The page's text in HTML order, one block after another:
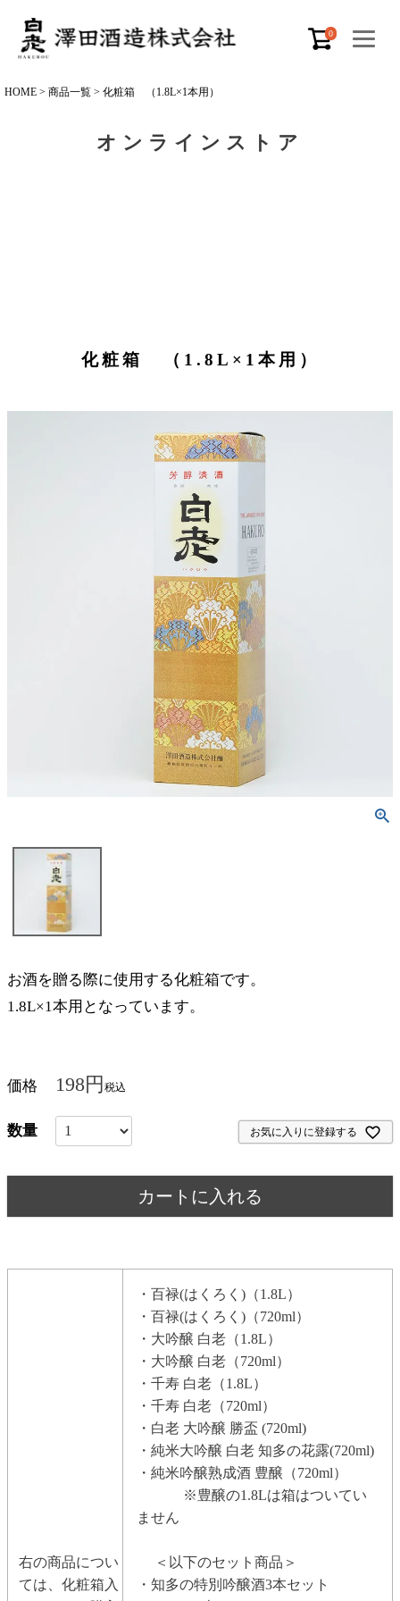
0
HOME 商品一覧 化粧箱 （1.8L×1本用）
オンラインストア
化粧箱 （1.8L×1本用）
お酒を贈る際に使用する化粧箱です。
1.8L×1本用となっています。
価格 198 税込
お気に入りに登録する
カートに入れる
右の商品につい
ては、化粧箱入
・百禄(はくろく)（1.8L）
・百禄(はくろく)（720ml）
・大吟醸 白老（1.8L）
・大吟醸 白老（720ml）
・千寿 白老（1.8L）
・千寿 白老（720ml）
・白老 大吟醸 勝盃 (720ml)
・純米大吟醸 白老 知多の花露(720ml)
・純米吟醸熟成酒 豊醸（720ml）
※豊醸の1.8Lは箱はついてい
ません
＜以下のセット商品＞
・知多の特別吟醸酒3本セット